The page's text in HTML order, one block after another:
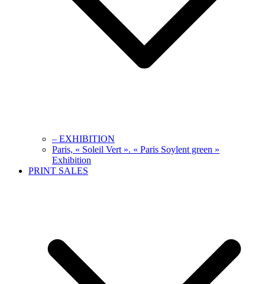
– EXHIBITION
Paris, « Soleil Vert ». « Paris Soylent green »
Exhibition
PRINT SALES